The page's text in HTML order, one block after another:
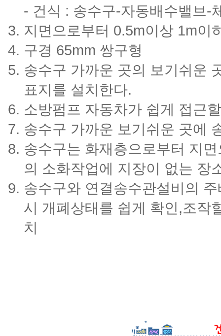
- 건식 : 송수구-자동배수밸브-
지면으로부터 0.5m이상 1m이
구경 65mm 쌍구형
송수구 가까운 곳의 보기쉬운
표지를 설치한다.
소방펌프 자동차가 쉽게 접근
송수구 가까운 보기쉬운 곳에
송수구는 화재층으로부터 지
의 소화작업에 지장이 없는 장
송수구와 연결송수관설비의
시 개폐상태를 쉽게 확인,조작
치